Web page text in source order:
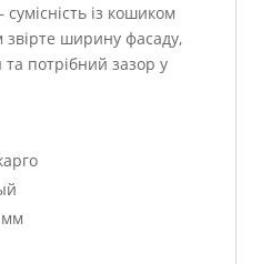
із кошиком
ширину фасаду,
потрібний зазор у